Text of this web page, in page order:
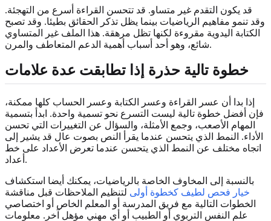
قد يكون التقدم غير متساو. قد تتحسن القراءة أسرع من التهجئة.
وقد تنمو مفاهيم الرياضيات بينما يظل تذكر الحقائق بطيئا. وقد تصبح
الكتابة اليدوية مقروءة لكنها تظل مرهقة. هذا الملف غير المتساوي
شائع، وهو أحد أسباب أهمية الدعم المتعاطف والمرن.
خطوة تالية حذرة إذا تطابقت عدة علامات
إذا بدا أن عسر القراءة وعسر الكتابة وعسر الحساب كلها ممكنة،
فإن أفضل خطوة تالية ليست التسرع نحو تسمية واحدة. ابدأ بتسمية
المهام الأصعب، وجمع الأمثلة، والسؤال عن التغييرات التي تحسن
الأداء. النمط الذي يتحسن عندما يقرأ النص بصوت عال قد يشير إلى
اتجاه مختلف عن النمط الذي يتحسن عندما تعرض الأعداد على خط
أعداد.
بالنسبة إلى المخاوف الخاصة بالرياضيات، يمكنك أيضا استكشاف
خيار فحص لطيف كخطوة أولى لتنظيم الملاحظات قبل مناقشة
الخطوات التالية مع فريق المدرسة أو المعلم الخاص أو اختصاصي
علم النفس التربوي أو الطبيب أو أي مهني مؤهل آخر. معلومات